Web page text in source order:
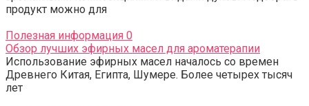
продукт можно для
Полезная информация 0
Обзор лучших эфирных масел для ароматерапии
Использование эфирных масел началось со времен
Древнего Китая, Египта, Шумере. Более четырех тысяч
лет